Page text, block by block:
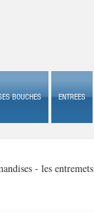
BOUCHES ENTREES
- les entremets